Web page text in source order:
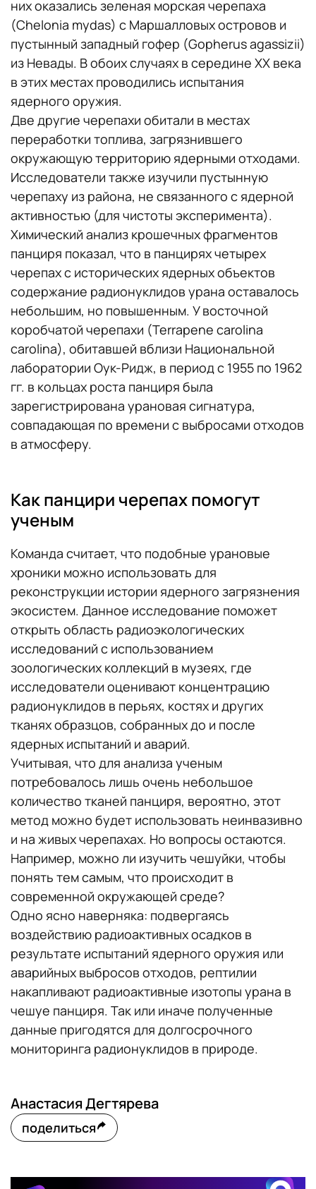
них оказались зеленая морская черепаха
(Chelonia mydas) с Маршалловых островов и
пустынный западный гофер (Gopherus agassizii)
из Невады. В обоих случаях в середине XX века
в этих местах проводились испытания
ядерного оружия.
Две другие черепахи обитали в местах
переработки топлива, загрязнившего
окружающую территорию ядерными отходами.
Исследователи также изучили пустынную
черепаху из района, не связанного с ядерной
активностью (для чистоты эксперимента).
Химический анализ крошечных фрагментов
панциря показал, что в панцирях четырех
черепах с исторических ядерных объектов
содержание радионуклидов урана оставалось
небольшим, но повышенным. У восточной
коробчатой черепахи (Terrapene carolina
carolina), обитавшей вблизи Национальной
лаборатории Оук-Ридж, в период с 1955 по 1962
гг. в кольцах роста панциря была
зарегистрирована урановая сигнатура,
совпадающая по времени с выбросами отходов
в атмосферу.
Как панцири черепах помогут
ученым
Команда считает, что подобные урановые
хроники можно использовать для
реконструкции истории ядерного загрязнения
экосистем. Данное исследование поможет
открыть область радиоэкологических
исследований с использованием
зоологических коллекций в музеях, где
исследователи оценивают концентрацию
радионуклидов в перьях, костях и других
тканях образцов, собранных до и после
ядерных испытаний и аварий.
Учитывая, что для анализа ученым
потребовалось лишь очень небольшое
количество тканей панциря, вероятно, этот
метод можно будет использовать неинвазивно
и на живых черепахах. Но вопросы остаются.
Например, можно ли изучить чешуйки, чтобы
понять тем самым, что происходит в
современной окружающей среде?
Одно ясно наверняка: подвергаясь
воздействию радиоактивных осадков в
результате испытаний ядерного оружия или
аварийных выбросов отходов, рептилии
накапливают радиоактивные изотопы урана в
чешуе панциря. Так или иначе полученные
данные пригодятся для долгосрочного
мониторинга радионуклидов в природе.
Анастасия Дегтярева
поделиться